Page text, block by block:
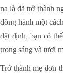
na là đã trở thành
đồng hành một
đặt định, bạn có
trong sáng và tươi
Trở thành mẹ đơn